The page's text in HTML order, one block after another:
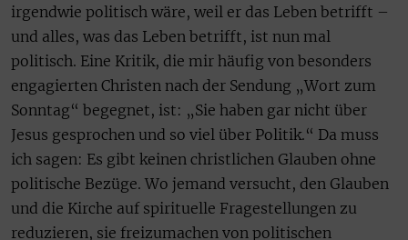
irgendwie politisch wäre, weil er das Leben betrifft –
und alles, was das Leben betrifft, ist nun mal
politisch. Eine Kritik, die mir häufig von besonders
engagierten Christen nach der Sendung „Wort zum
Sonntag“ begegnet, ist: „Sie haben gar nicht über
Jesus gesprochen und so viel über Politik.“ Da muss
ich sagen: Es gibt keinen christlichen Glauben ohne
politische Bezüge. Wo jemand versucht, den Glauben
und die Kirche auf spirituelle Fragestellungen zu
reduzieren, sie freizumachen von politischen